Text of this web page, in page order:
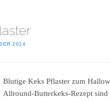
2014
Blutige Keks Pflaster zum
Allround-Butterkeks-Rezept